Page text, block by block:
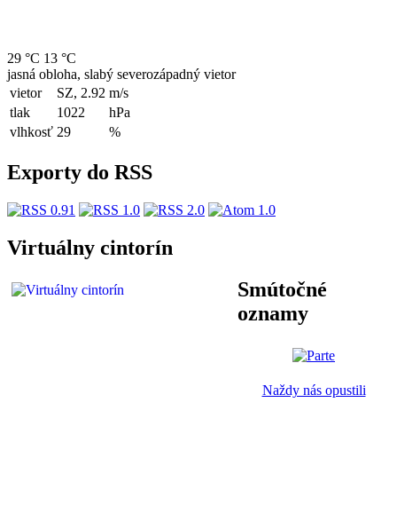
29 °C 13 °C
jasná obloha, slabý severozápadný vietor
vietor
SZ, 2.92 m/s
tlak
1022
hPa
vlhkosť 29 %
Exporty do RSS
Virtuálny cintorín
Smútočné
oznamy
Naždy nás opustili